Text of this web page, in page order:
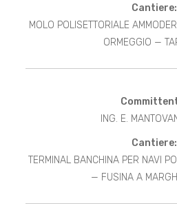
Cantiere:
MOLO POLISETTORIALE
ORMEGGIO —
ING. E.
Cantiere:
TERMINAL BANCHINA PER NAVI
— FUSINA A